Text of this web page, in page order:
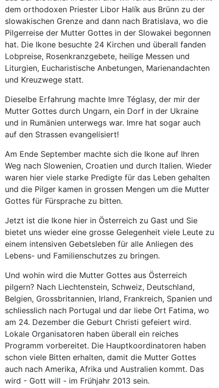
dem orthodoxen Priester Libor Halík aus Brünn zu der
slowakischen Grenze and dann nach Bratislava, wo die
Pilgerreise der Mutter Gottes in der Slowakei begonnen
hat. Die Ikone besuchte 24 Kirchen und überall fanden
Lobpreise, Rosenkranzgebete, heilige Messen und
Liturgien, Eucharistische Anbetungen, Marienandachten
und Kreuzwege statt.
Dieselbe Erfahrung machte Imre Téglasy, der mir der
Mutter Gottes durch Ungarn, ein Dorf in der Ukraine
und in Rumänien unterwegs war. Imre hat sogar auch
auf den Strassen evangelisiert!
Am Ende September machte sich die Ikone auf Ihren
Weg nach Slowenien, Croatien und durch Italien. Wieder
waren hier viele starke Predigte für das Leben gehalten
und die Pilger kamen in grossen Mengen um die Mutter
Gottes für Fürsprache zu bitten.
Jetzt ist die Ikone hier in Österreich zu Gast und Sie
bietet uns wieder eine grosse Gelegenheit viele Leute zu
einem intensiven Gebetsleben für alle Anliegen des
Lebens- und Familienschutzes zu bringen.
Und wohin wird die Mutter Gottes aus Österreich
pilgern? Nach Liechtenstein, Schweiz, Deutschland,
Belgien, Grossbritannien, Irland, Frankreich, Spanien und
schliesslich nach Portugal und dar liebe Ort Fatima, wo
am 24. Dezember die Geburt Christi gefeiert wird.
Lokale Organisatoren haben überall ein reiches
Programm vorbereitet. Die Hauptkoordinatoren haben
schon viele Bitten erhalten, damit die Mutter Gottes
auch nach Amerika, Afrika und Australien kommt. Das
wird - Gott will - im Frühjahr 2013 sein.